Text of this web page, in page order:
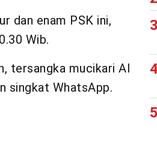
dan enam PSK ini,
Wib.
tersangka mucikari AI
singkat WhatsApp.